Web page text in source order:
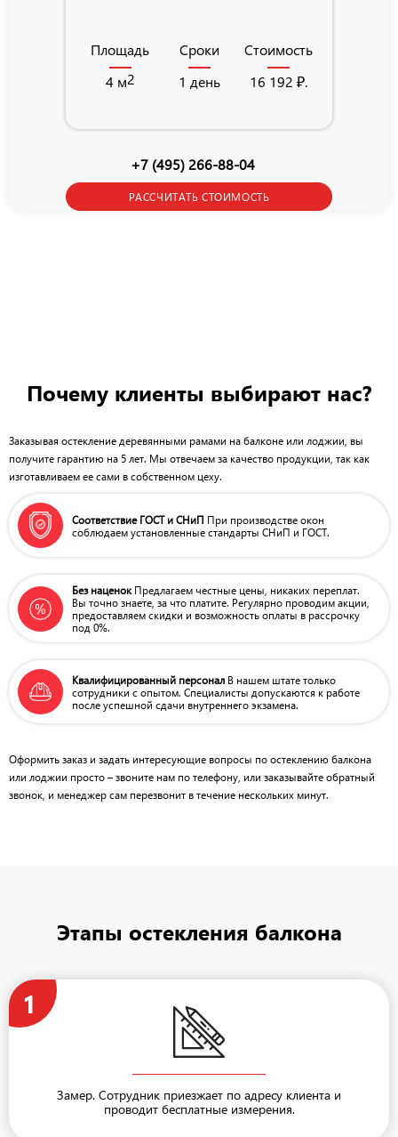
Площадь
4 м2
Сроки
1 день
Стоимость
16 192 ₽.
+7 (495) 266-88-04
РАССЧИТАТЬ СТОИМОСТЬ
Почему клиенты выбирают нас?
Заказывая остекление деревянными рамами на балконе или лоджии, вы
получите гарантию на 5 лет. Мы отвечаем за качество продукции, так как
изготавливаем ее сами в собственном цеху.
Соответствие ГОСТ и СНиП При производстве окон
соблюдаемустановленные стандарты СНиП и ГОСТ.
Без наценок Предлагаем честные цены, никаких переплат.
Вы точно знаете, за что платите. Регулярно проводим акции,
предоставляем скидки и возможностьоплаты в рассрочку
под 0%.
Квалифицированный персонал В нашем штате только
сотрудники с опытом. Специалисты допускаются к работе
после успешной сдачи внутреннего экзамена.
Оформить заказ и задать интересующие вопросы по остеклению балкона
или лоджии просто – звоните нам по телефону, или заказывайте обратный
звонок, и менеджер сам перезвонит в течение нескольких минут.
Этапы остекления балкона
1
Замер. Сотрудник приезжает по адресу клиента и
проводит бесплатные измерения.